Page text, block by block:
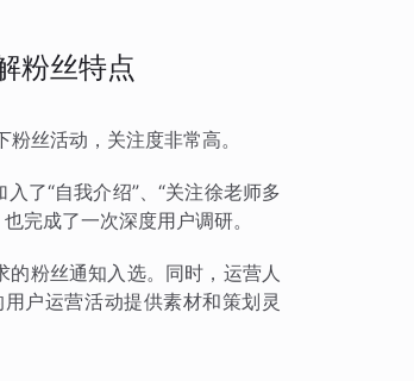
粉丝特点
丝活动，关注度非常高。
了“自我介绍”、“关注徐老师多
完成了一次深度用户调研。
粉丝通知入选。同时，运营人
户运营活动提供素材和策划灵